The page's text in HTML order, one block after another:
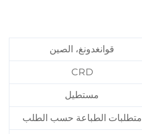
قوانغدونغ، الصين
CRD
مستطيل
متطلبات الطباعة حسب الطلب